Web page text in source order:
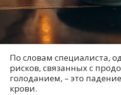
По словам специалиста,
рисков, связанных с
голоданием, – это
крови.